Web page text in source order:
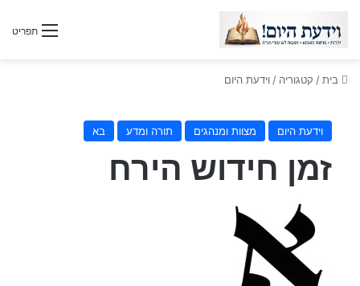
תפריט
בית/ קטגוריה / וידעת היום
וידעת היום מצוות ומנהגים תורה ומדע בא
זמן חידוש הירח